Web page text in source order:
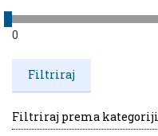
0
Filtriraj prema kategoriji